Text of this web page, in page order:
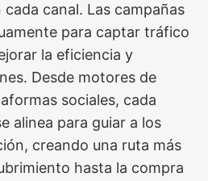
canal. Las campañas
para captar tráfico
la eficiencia y
Desde motores de
sociales, cada
alinea para guiar a los
creando una ruta más
hasta la compra